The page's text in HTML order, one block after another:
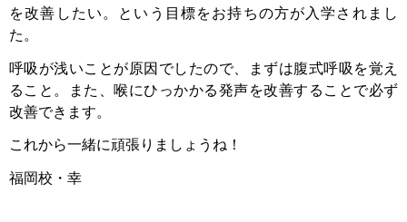
を改善したい。という目標をお持ちの方が入学されまし
た。
呼吸が浅いことが原因でしたので、まずは腹式呼吸を覚え
ること。また、喉にひっかかる発声を改善することで必ず
改善できます。
これから一緒に頑張りましょうね！
福岡校・幸